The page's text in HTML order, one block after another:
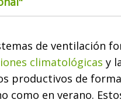
de ventilación
climatológicas y
productivos de
como en verano.